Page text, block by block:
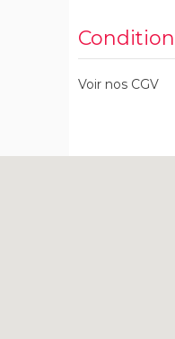
Voir nos CGV